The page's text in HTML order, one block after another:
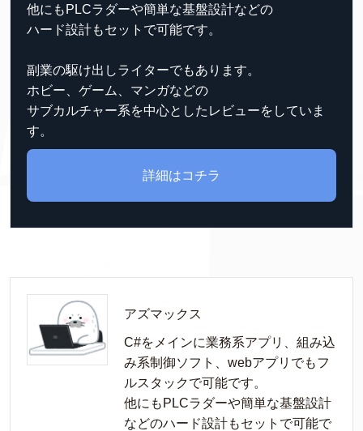
他にもPLCラダーや簡単な基盤設計などの
ハード設計もセットで可能です。
副業の駆け出しライターでもあります。
ホビー、ゲーム、マンガなどの
サブカルチャー系を中心としたレビューをしていま
す。
詳細はコチラ
アズマックス
C#をメインに業務系アプリ、組み込
み系制御ソフト、webアプリでもフ
ルスタックで可能です。
他にもPLCラダーや簡単な基盤設計
などのハード設計もセットで可能で